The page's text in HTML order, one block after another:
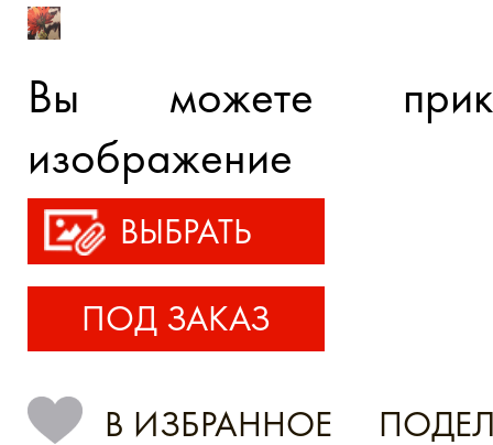
Вы можете
изображение
ВЫБРАТЬ
ПОД ЗАКАЗ
В ИЗБРАННОЕ